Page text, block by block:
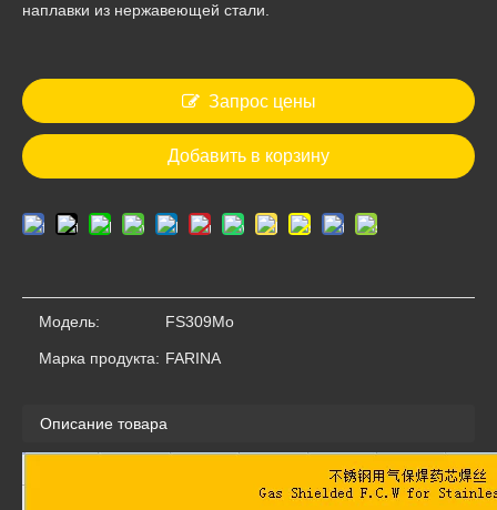
Порошковая сварочная проволока из нержавеющей стали E309LT1-1
наплавки из нержавеющей стали.
Запрос цены
Добавить в корзину
Модель: FS309Mo
Марка продукта: FARINA
Описание товара